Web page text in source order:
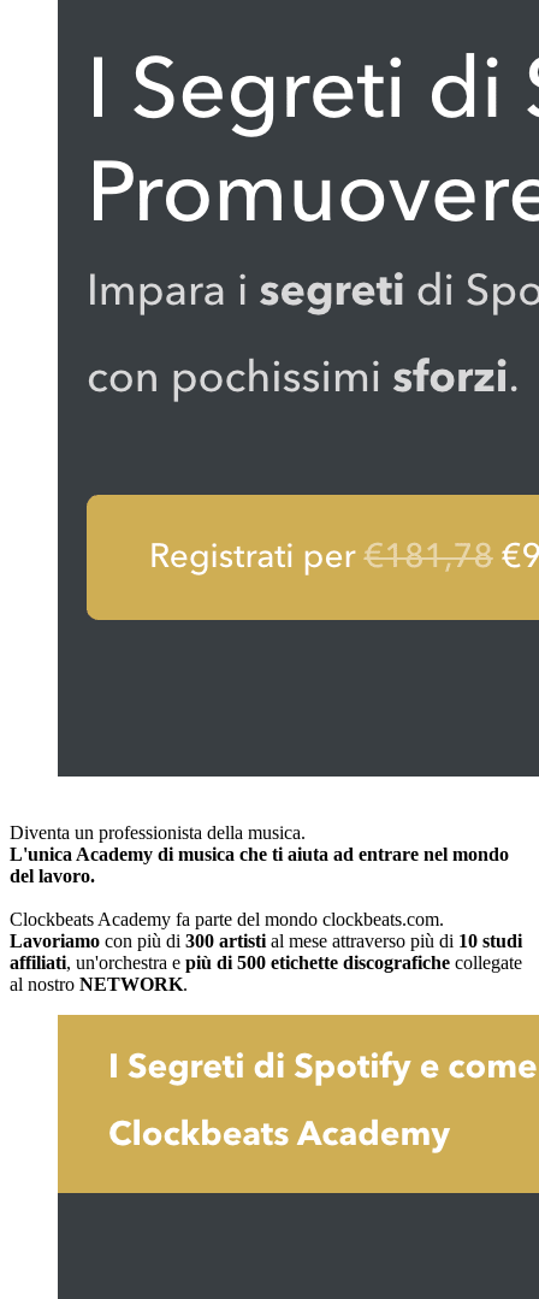
Diventa un professionista della musica.
L'unica Academy di musica che ti aiuta ad entrare nel mondo
del lavoro.
Clockbeats Academy fa parte del mondo clockbeats.com.
Lavoriamo con più di 300 artisti al mese attraverso più di 10 studi
affiliati, un'orchestra e più di 500 etichette discografiche collegate
al nostro NETWORK.